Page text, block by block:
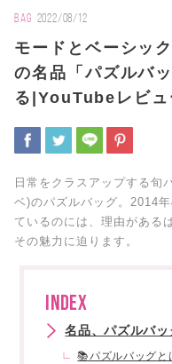
BAG 2022/08/12
モードとベーシッ
の名品「パズルバ
る|YouTubeレビ
日常をクラスアップする旬
ベ)のパズルバッグ。2014
ているのには、理由がある
その魅力に迫ります。
INDEX
名品、パズルバッ
📚パズルバッグと